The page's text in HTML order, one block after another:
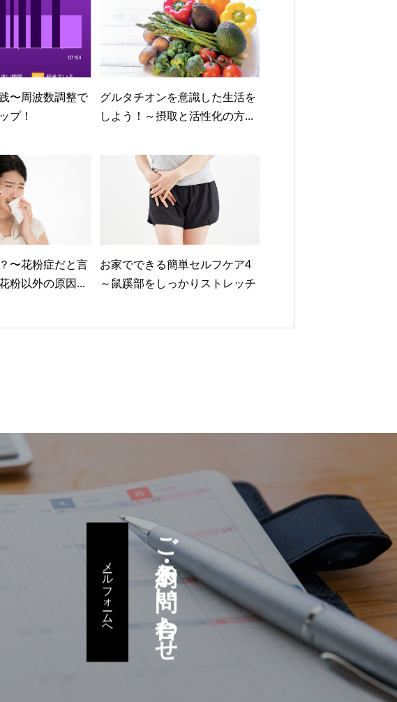
〜周波数調整で
プ！
グルタチオンを意識した生活を
しよう！～摂取と活性化の方...
〜花粉症だと言
粉以外の原因...
お家でできる簡単セルフケア4
～鼠蹊部をしっかりストレッチ
ご予約・お問い合わせ
メールフォームへ